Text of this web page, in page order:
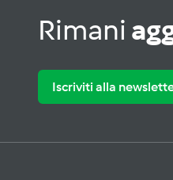
Rimani
Iscriviti alla